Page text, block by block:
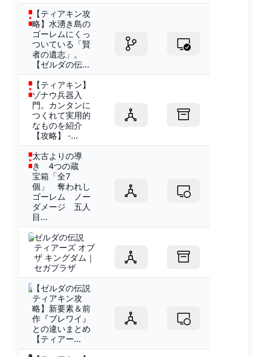
【ティアキン攻
略】水湧き島の
ゴーレムにくっ
ついている「賢
者の遺志」。
【ゼルダの伝...
【ティアキン】
ゾナウ兵器入
門。カンタンに
つくれて実用的
なものを紹介
【攻略】 -...
太古よりの導
き 4つの蔵
宝箱「全7
個」 奪われし
ゴーレム ノー
ダメージ 五人
目...
ゼルダの伝説
ティアーズ オブ
ザ キングダム｜
セガプラザ
【ゼルダの伝説
ティアキン攻
略】新要素＆前
作『ブレワイ』
との違いまとめ
【ティアー...